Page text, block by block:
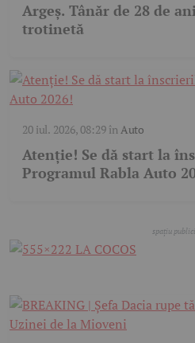
Argeș. Tânăr de 28 de
trotinetă
20 iul. 2026, 08:29înAuto
Atenție! Se dă start la
Programul Rabla Auto